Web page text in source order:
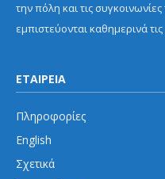
την πόλη και τις
εμπιστεύονται καθημερινά
ΕΤΑΙΡΕΙΑ
Πληροφορίες
English
Σχετικά